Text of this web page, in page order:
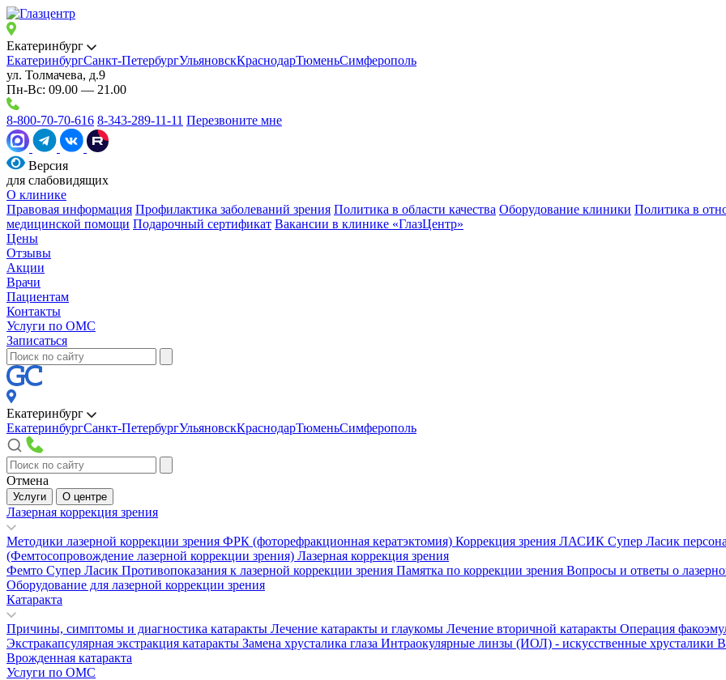
Екатеринбург
ЕкатеринбургСанкт-ПетербургУльяновскКраснодарТюменьСимферополь
ул. Толмачева, д.9
Пн-Вс: 09.00 — 21.00
8-800-70-70-616 8-343-289-11-11 Перезвоните мне
Версия
для слабовидящих
О клинике
Правовая информация Профилактика заболеваний зрения Политика в области качества Оборудование клиники Политика в
медицинской помощи Подарочный сертификат Вакансии в клинике «ГлазЦентр»
Цены
Отзывы
Акции
Врачи
Пациентам
Контакты
Услуги по ОМС
Записаться
Екатеринбург
ЕкатеринбургСанкт-ПетербургУльяновскКраснодарТюменьСимферополь
Отмена
Услуги О центре
Лазерная коррекция зрения
Методики лазерной коррекции зрения ФРК (фоторефракционная кератэктомия) Коррекция зрения ЛАСИК Супер Ласик
(Фемтосопровождение лазерной коррекции зрения) Лазерная коррекция зрения
Фемто Супер Ласик Противопоказания к лазерной коррекции зрения Памятка по коррекции зрения Вопросы и ответы о
Оборудование для лазерной коррекции зрения
Катаракта
Причины, симптомы и диагностика катаракты Лечение катаракты и глаукомы Лечение вторичной катаракты Операция
Экстракапсулярная экстракция катаракты Замена хрусталика глаза Интраокулярные линзы (ИОЛ) - искусственные хрусталики
Врожденная катаракта
Услуги по ОМС